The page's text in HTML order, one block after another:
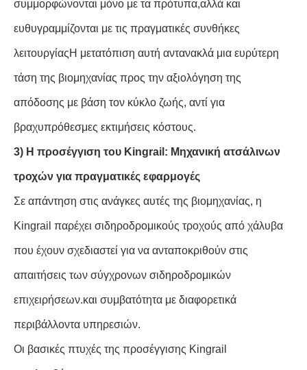
συμμορφώνονται μόνο με τα πρότυπα,αλλά και
ευθυγραμμίζονται με τις πραγματικές συνθήκες
λειτουργίαςΗ μετατόπιση αυτή αντανακλά μια ευρύτερη
τάση της βιομηχανίας προς την αξιολόγηση της
απόδοσης με βάση τον κύκλο ζωής, αντί για
βραχυπρόθεσμες εκτιμήσεις κόστους.
3) Η προσέγγιση του Kingrail: Μηχανική ατσάλινων
τροχών για πραγματικές εφαρμογές
Σε απάντηση στις ανάγκες αυτές της βιομηχανίας, η
Kingrail παρέχει σιδηροδρομικούς τροχούς από χάλυβα
που έχουν σχεδιαστεί για να ανταποκριθούν στις
απαιτήσεις των σύγχρονων σιδηροδρομικών
επιχειρήσεων.και συμβατότητα με διαφορετικά
περιβάλλοντα υπηρεσιών.
Οι βασικές πτυχές της προσέγγισης Kingrail